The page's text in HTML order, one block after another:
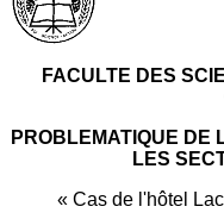
FACULTE DES
PROBLEMATIQUE DE
LES
« Cas de l'hôtel